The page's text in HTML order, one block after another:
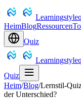
HeimBlogRessourcen
Quiz
Quiz
Heim/Blog/Lernstil-
der Unterschied?